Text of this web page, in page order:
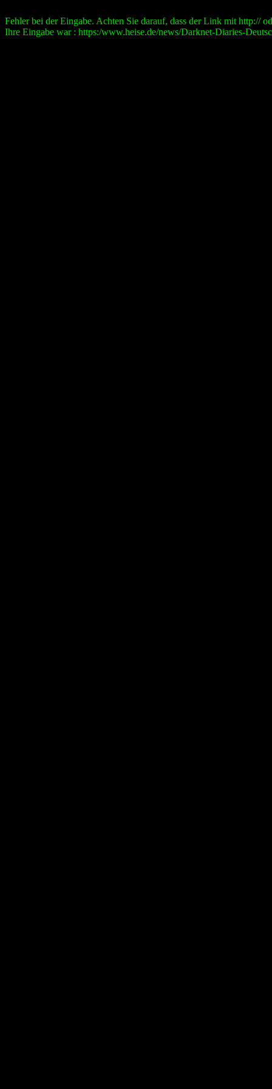
Fehler bei der Eingabe. Achten Sie darauf, dass der Link mit http://
Ihre Eingabe war : https:/www.heise.de/news/Darknet-Diaries-